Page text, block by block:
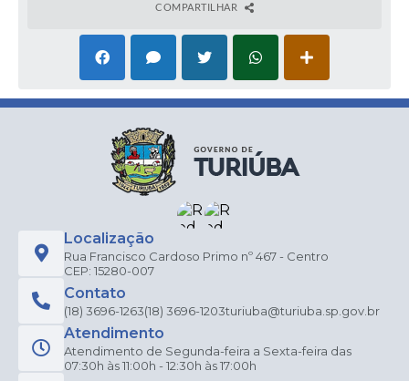
COMPARTILHAR
Localização
Rua Francisco Cardoso Primo nº 467 - Centro
CEP: 15280-007
Contato
(18) 3696-1263(18) 3696-1203turiuba@turiuba.sp.gov.br
Atendimento
Atendimento de Segunda-feira a Sexta-feira das
07:30h às 11:00h - 12:30h às 17:00h